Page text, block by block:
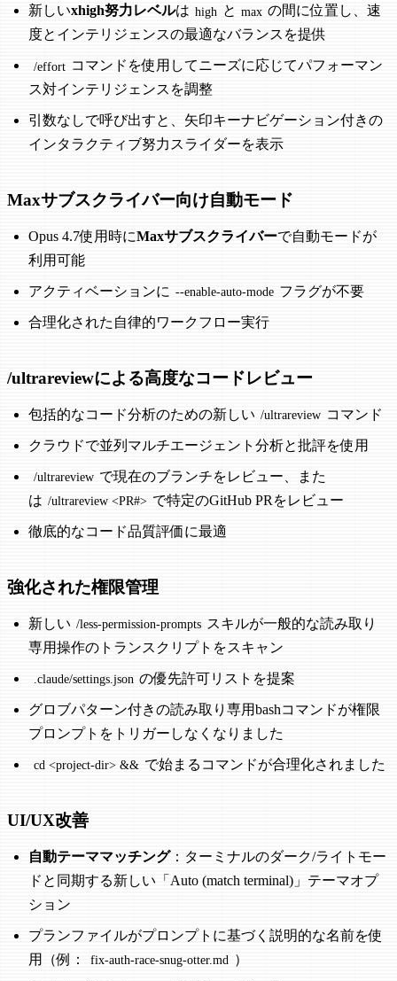
新しいxhigh努力レベルは high と max の間に位置し、速
度とインテリジェンスの最適なバランスを提供
/effort コマンドを使用してニーズに応じてパフォーマン
ス対インテリジェンスを調整
引数なしで呼び出すと、矢印キーナビゲーション付きの
インタラクティブ努力スライダーを表示
Maxサブスクライバー向け自動モード
Opus 4.7使用時にMaxサブスクライバーで自動モードが
利用可能
アクティベーションに --enable-auto-mode フラグが不要
合理化された自律的ワークフロー実行
/ultrareviewによる高度なコードレビュー
包括的なコード分析のための新しい /ultrareview コマンド
クラウドで並列マルチエージェント分析と批評を使用
/ultrareview で現在のブランチをレビュー、また
は /ultrareview <PR#> で特定のGitHub PRをレビュー
徹底的なコード品質評価に最適
強化された権限管理
新しい /less-permission-prompts スキルが一般的な読み取り
専用操作のトランスクリプトをスキャン
.claude/settings.json の優先許可リストを提案
グロブパターン付きの読み取り専用bashコマンドが権限
プロンプトをトリガーしなくなりました
cd <project-dir> && で始まるコマンドが合理化されました
UI/UX改善
自動テーママッチング：ターミナルのダーク/ライトモー
ドと同期する新しい「Auto (match terminal)」テーマオプ
ション
プランファイルがプロンプトに基づく説明的な名前を使
用（例：
fix-auth-race-snug-otter.md ）